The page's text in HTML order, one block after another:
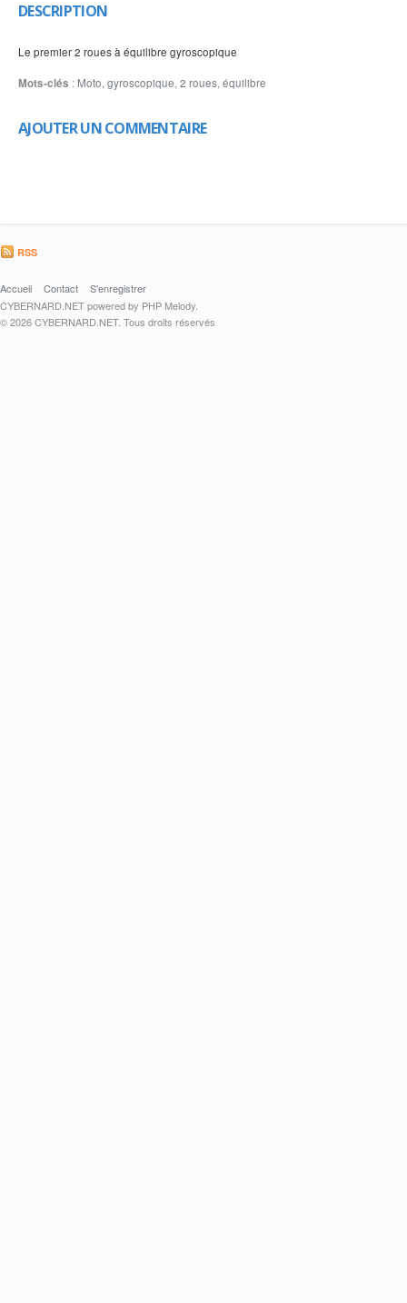
DESCRIPTION
Le premier 2 roues à équilibre gyroscopique
Mots-clés : Moto, gyroscopique, 2 roues, équilibre
AJOUTER UN COMMENTAIRE
RSS
Accueil Contact
S'enregistrer
CYBERNARD.NET powered by PHP Melody.
© 2026 CYBERNARD.NET. Tous droits réservés